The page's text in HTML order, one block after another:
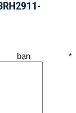
bạn *